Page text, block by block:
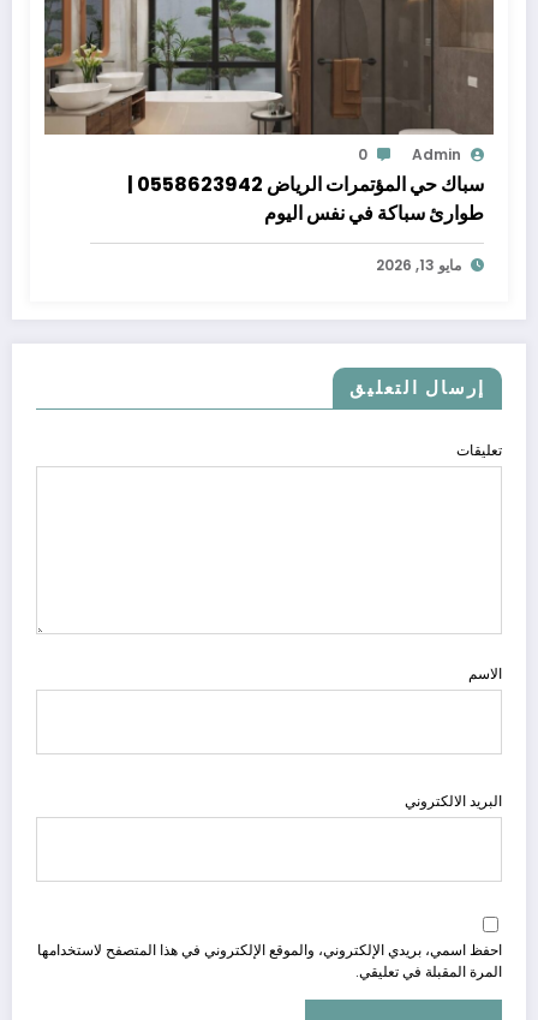
Admin
0
سباك حي المؤتمرات الرياض 0558623942 |
طوارئ سباكة في نفس اليوم
مايو 13, 2026
إرسال التعليق
تعليقات
الاسم
البريد الالكتروني
احفظ اسمي، بريدي الإلكتروني، والموقع الإلكتروني في هذا المتصفح لاستخدامها
المرة المقبلة في تعليقي.